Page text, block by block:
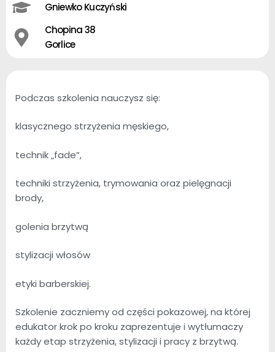
Gniewko Kuczyński
Chopina 38
Gorlice
Podczas szkolenia nauczysz się:
klasycznego strzyżenia męskiego,
technik „fade”,
techniki strzyżenia, trymowania oraz pielęgnacji
brody,
golenia brzytwą
stylizacji włosów
etyki barberskiej.
Szkolenie zaczniemy od części pokazowej, na której
edukator krok po kroku zaprezentuje i wytłumaczy
każdy etap strzyżenia, stylizacji i pracy z brzytwą.